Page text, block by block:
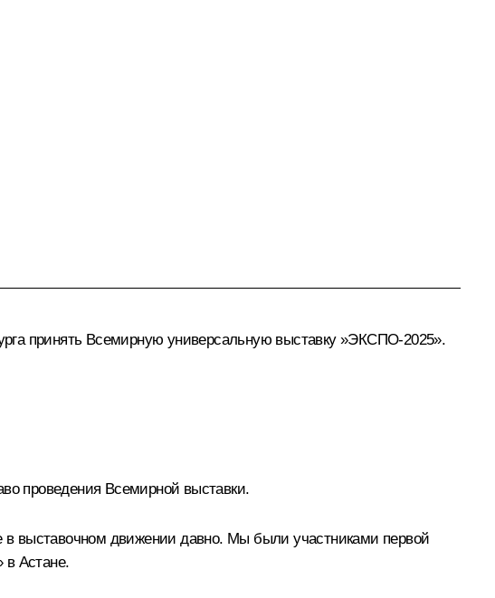
принять Всемирную универсальную выставку »ЭКСПО-2025».
проведения Всемирной выставки.
в выставочном движении давно. Мы были участниками первой
в Астане.